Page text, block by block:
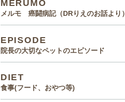
MERUMO
メルモ 癌闘病記（DRりえのお話より）
EPISODE
院長の大切なペットのエピソード
DIET
食事(フード、おやつ等)